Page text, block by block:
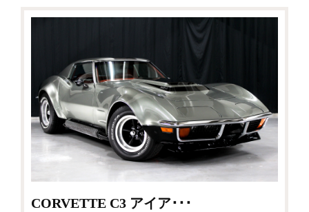
CORVETTE C3 アイア･･･